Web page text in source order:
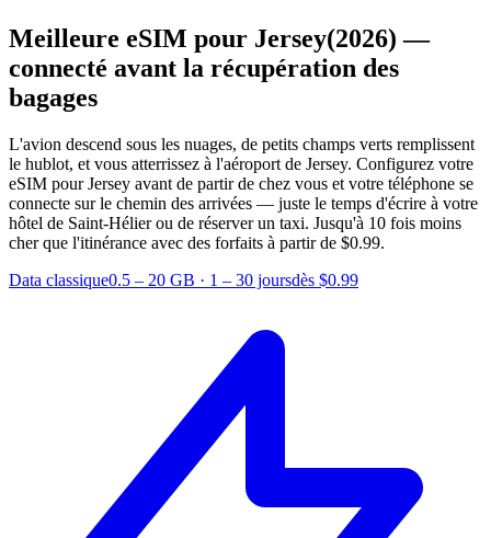
Meilleure eSIM pour Jersey(2026) —
connecté avant la récupération des
bagages
L'avion descend sous les nuages, de petits champs verts remplissent
le hublot, et vous atterrissez à l'aéroport de Jersey. Configurez votre
eSIM pour Jersey avant de partir de chez vous et votre téléphone se
connecte sur le chemin des arrivées — juste le temps d'écrire à votre
hôtel de Saint-Hélier ou de réserver un taxi. Jusqu'à 10 fois moins
cher que l'itinérance avec des forfaits à partir de $0.99.
Data classique0.5 – 20 GB · 1 – 30 joursdès $0.99